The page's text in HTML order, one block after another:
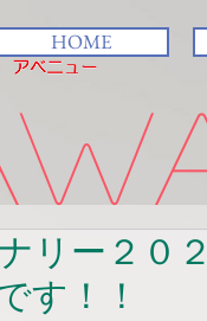
HOME
リー２
す！！